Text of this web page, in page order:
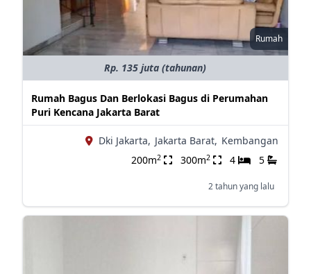
Rumah
Rp. 135 juta (tahunan)
Rumah Bagus Dan Berlokasi Bagus di Perumahan
Puri Kencana Jakarta Barat
Dki Jakarta, Jakarta Barat, Kembangan
200m2 300m2 4 5
2 tahun yang lalu